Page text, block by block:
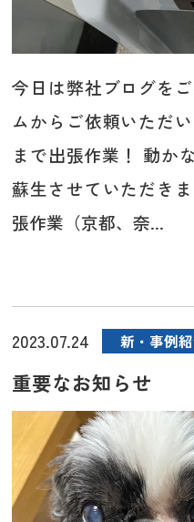
今日は弊社ブログを
ムからご依頼いただ
まで出張作業！ 動か
蘇生させていただき
張作業（京都、奈...
2023.07.24 新・事例
重要なお知らせ